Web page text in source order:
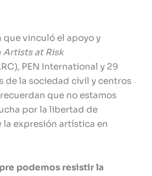
que vinculó el apoyo y
Artists at Risk
PEN International y 29
de la sociedad civil y centros
recuerdan que no estamos
por la libertad de
la expresión artística en
podemos resistir la